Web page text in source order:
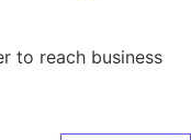
to reach business